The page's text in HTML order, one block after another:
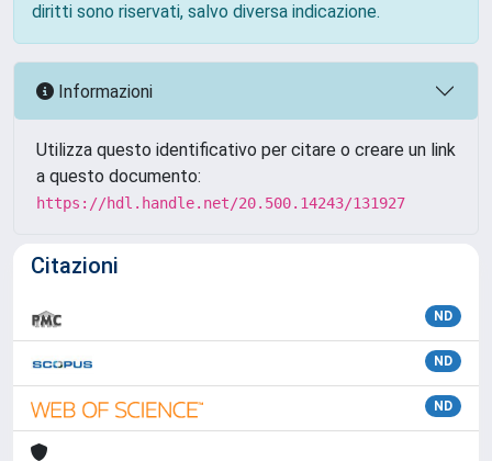
diritti sono riservati, salvo diversa indicazione.
Informazioni
Utilizza questo identificativo per citare o creare un link
a questo documento:
https://hdl.handle.net/20.500.14243/131927
Citazioni
ND
ND
ND